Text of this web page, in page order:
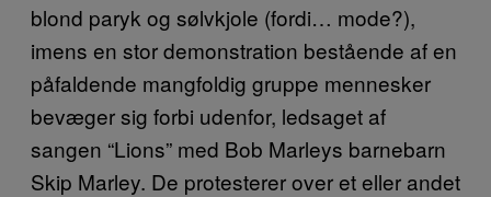
blond paryk og sølvkjole (fordi… mode?),
imens en stor demonstration bestående af en
påfaldende mangfoldig gruppe mennesker
bevæger sig forbi udenfor, ledsaget af
sangen “Lions” med Bob Marleys barnebarn
Skip Marley. De protesterer over et eller andet